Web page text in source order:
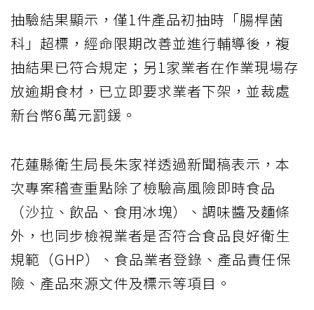
抽驗結果顯示，僅1件產品初抽時「腸桿菌
科」超標，經命限期改善並進行輔導後，複
抽結果已符合規定；另1家業者在作業現場存
放逾期食材，已立即要求業者下架，並裁處
新台幣6萬元罰鍰。
花蓮縣衛生局長朱家祥透過新聞稿表示，本
次專案稽查重點除了檢驗高風險即時食品
（沙拉、飲品、食用冰塊）、調味醬及麵條
外，也同步檢視業者是否符合食品良好衛生
規範（GHP）、食品業者登錄、產品責任保
險、產品來源文件及標示等項目。